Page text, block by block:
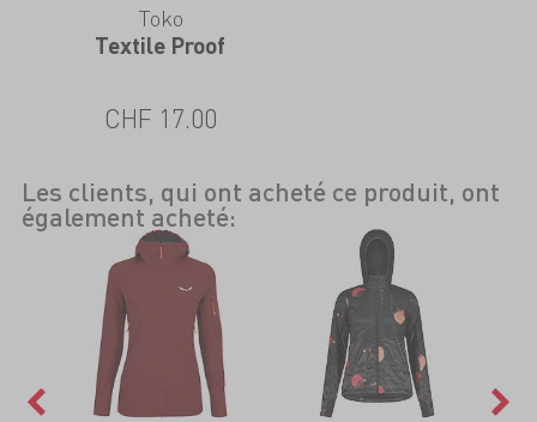
Toko
Textile Proof
CHF 17.00
Les clients, qui ont acheté ce produit, ont
également acheté: